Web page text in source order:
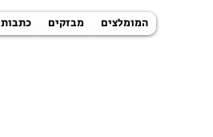
כתבות מבזקים המומלצים